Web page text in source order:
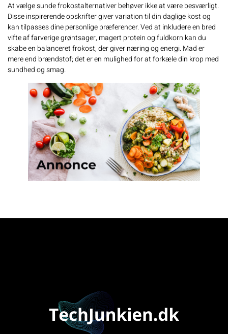
At vælge sunde frokostalternativer behøver ikke at være besværligt.
Disse inspirerende opskrifter giver variation til din daglige kost og
kan tilpasses dine personlige præferencer. Ved at inkludere en bred
vifte af farverige grøntsager, magert protein og fuldkorn kan du
skabe en balanceret frokost, der giver næring og energi. Mad er
mere end brændstof; det er en mulighed for at forkæle din krop med
sundhed og smag.